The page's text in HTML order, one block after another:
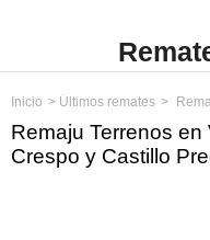
Inicio Últimos remates Remaju
Remaju Terrenos
Crespo y Castillo